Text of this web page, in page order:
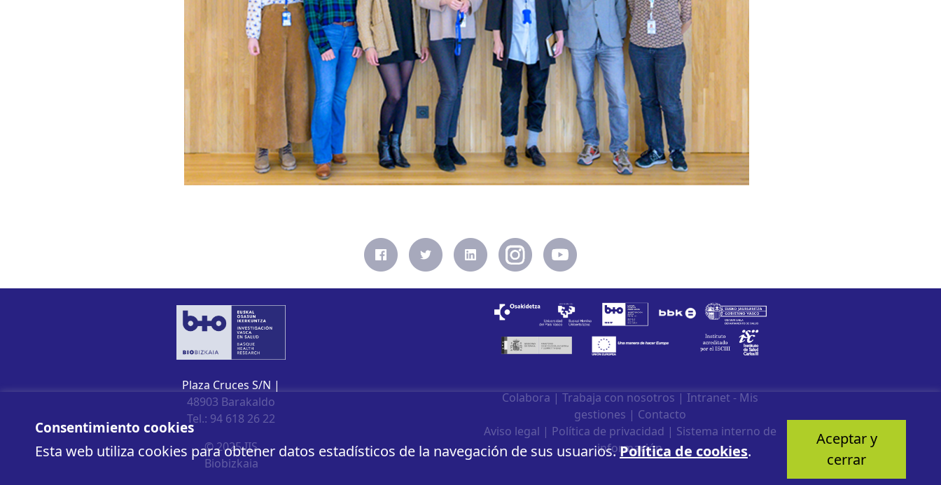
Plaza Cruces S/N |
48903 Barakaldo
Tel.: 94 618 26 22
© 2025 IIS
Biobizkaia
Consentimiento cookies
Esta web utiliza cookies para obtener datos estadísticos de la navegación de sus usuarios.Política de cookies.
Aceptar y
cerrar
Colabora | Trabaja con nosotros | Intranet - Mis
gestiones | Contacto
Aviso legal | Política de privacidad | Sistema interno de
información